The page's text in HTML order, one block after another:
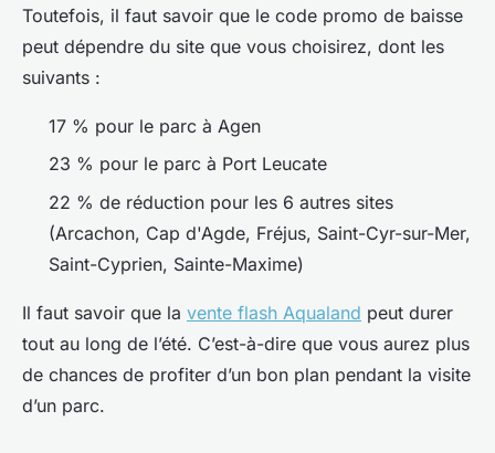
Toutefois, il faut savoir que le code promo de baisse
peut dépendre du site que vous choisirez, dont les
suivants :
17 % pour le parc à Agen
23 % pour le parc à Port Leucate
22 % de réduction pour les 6 autres sites
(Arcachon, Cap d'Agde, Fréjus, Saint-Cyr-sur-Mer,
Saint-Cyprien, Sainte-Maxime)
Il faut savoir que la vente flash Aqualand peut durer
tout au long de l’été. C’est-à-dire que vous aurez plus
de chances de profiter d’un bon plan pendant la visite
d’un parc.